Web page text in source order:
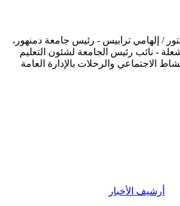
/ إلهامي ترابيس - رئيس جامعة دمنهور،
شعلة - نائب رئيس الجامعة لشئون التعليم
الاجتماعي والرحلات بالإدارة العامة
أرشيف الأخبار